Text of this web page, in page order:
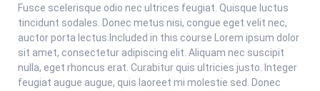
Fusce scelerisque odio nec ultrices feugiat. Quisque luctus
tincidunt sodales. Donec metus nisi, congue eget velit nec,
auctor porta lectus.Included in this course Lorem ipsum dolor
sit amet, consectetur adipiscing elit. Aliquam nec suscipit
nulla, eget rhoncus erat. Curabitur quis ultricies justo. Integer
feugiat augue augue, quis laoreet mi molestie sed. Donec